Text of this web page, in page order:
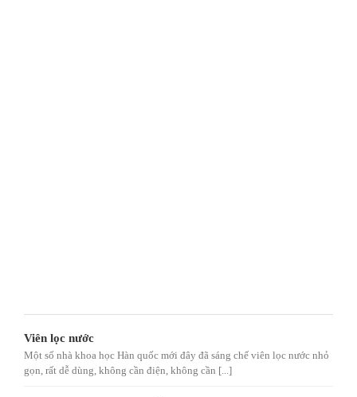
Viên lọc nước
Một số nhà khoa học Hàn quốc mới đây đã sáng chế viên lọc nước nhỏ
gọn, rất dễ dùng, không cần điện, không cần [...]